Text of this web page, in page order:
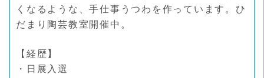
くなるような、手仕事うつわを作っています。ひ
だまり陶芸教室開催中。
【経歴】
・日展入選